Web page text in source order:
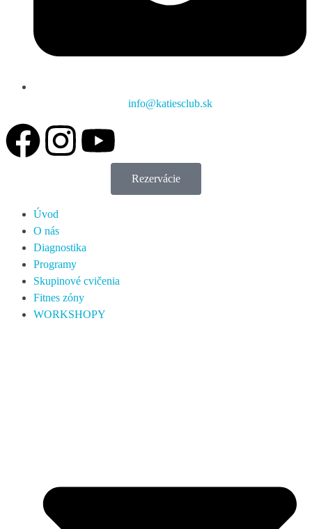
Úvod
O nás
Diagnostika
Programy
Skupinové cvičenia
Fitnes zóny
WORKSHOPY
info@katiesclub.sk
Rezervácie